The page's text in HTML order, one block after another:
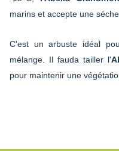
marins et accepte une
C'est un arbuste idéal
mélange. Il fauda tailler l'
pour maintenir une